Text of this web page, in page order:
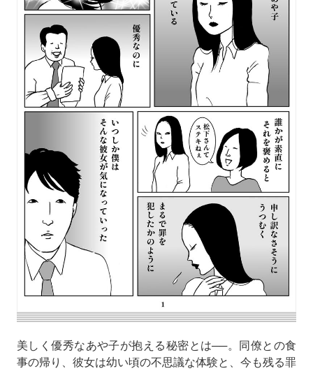
美しく優秀なあや子が抱える秘密とは──。同僚との食
事の帰り、彼女は幼い頃の不思議な体験と、今も残る罪